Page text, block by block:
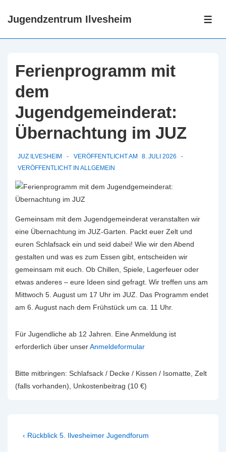
ZumJugendzentrum Ilvesheim
Ferienprogramm mit
dem
Jugendgemeinderat:
Übernachtung im JUZ
JUZ ILVESHEIM VERÖFFENTLICHT AM
8. JULI 2026
VERÖFFENTLICHT IN ALLGEMEIN
Gemeinsam mit dem Jugendgemeinderat veranstalten wir
eine Übernachtung im JUZ-Garten. Packt euer Zelt und
euren Schlafsack ein und seid dabei! Wie wir den Abend
gestalten und was es zum Essen gibt, entscheiden wir
gemeinsam mit euch. Ob Chillen, Spiele, Lagerfeuer oder
etwas anderes – eure Ideen sind gefragt. Wir treffen uns am
Mittwoch 5. August um 17 Uhr im JUZ. Das Programm endet
am 6. August nach dem Frühstück um ca. 11 Uhr.
Für Jugendliche ab 12 Jahren. Eine Anmeldung ist
erforderlich über unserAnmeldeformular
Bitte mitbringen: Schlafsack / Decke / Kissen / Isomatte, Zelt
(falls vorhanden), Unkostenbeitrag (10 €)
Beitragsnavigation
Vorheriger
‹ Rückblick 5. Ilvesheimer Jugendforum